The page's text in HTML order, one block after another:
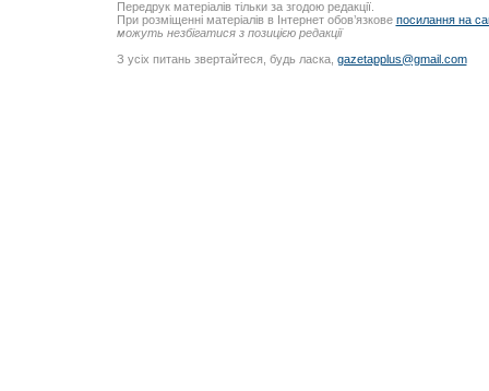
Передрук матеріалів тільки за згодою редакції.
При розміщенні матеріалів в Інтернет обов’язкове посилання на
можуть незбігатися з позицією редакції
З усіх питань звертайтеся, будь ласка, gazetapplus@gmail.com